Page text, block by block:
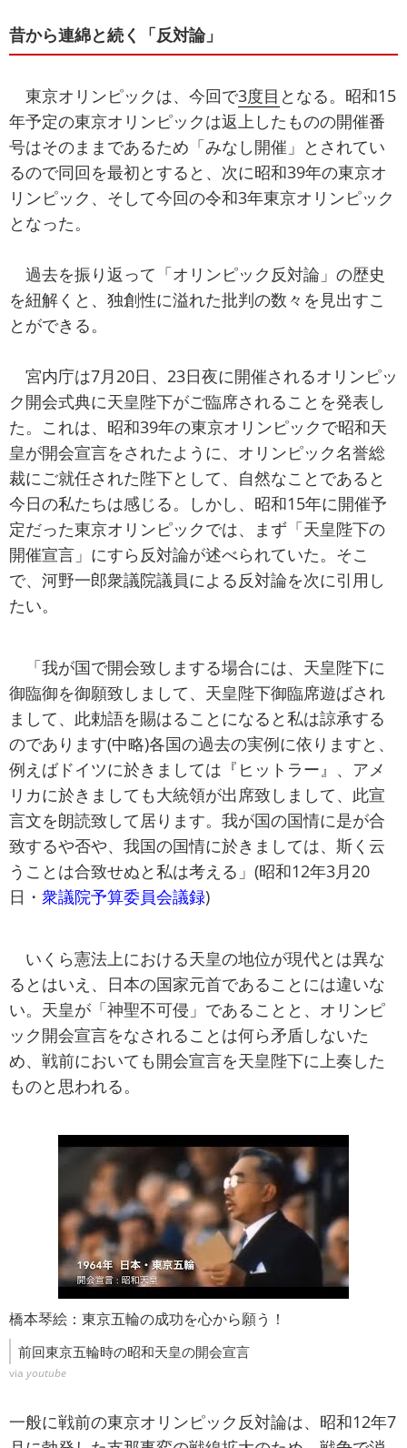
昔から連綿と続く「反対論」
東京オリンピックは、今回で3度目 となる。昭和15
年予定の東京オリンピックは返上したものの開催番
号はそのままであるため「みなし開催」とされてい
るので同回を最初とすると、次に昭和39年の東京オ
リンピック、そして今回の令和3年東京オリンピック
となった。
過去を振り返って「オリンピック反対論」の歴史
を紐解くと、独創性に溢れた批判の数々を見出すこ
とができる。
宮内庁は7月20日、23日夜に開催されるオリンピッ
ク開会式典に天皇陛下がご臨席されることを発表し
た。これは、昭和39年の東京オリンピックで昭和天
皇が開会宣言をされたように、オリンピック名誉総
裁にご就任された陛下として、自然なことであると
今日の私たちは感じる。しかし、昭和15年に開催予
定だった東京オリンピックでは、まず「天皇陛下の
開催宣言」にすら反対論が述べられていた。そこ
で、河野一郎衆議院議員による反対論を次に引用し
たい。
「我が国で開会致しまする場合には、天皇陛下に
御臨御を御願致しまして、天皇陛下御臨席遊ばされ
まして、此勅語を賜はることになると私は諒承する
のであります(中略)各国の過去の実例に依りますと、
例えばドイツに於きましては『ヒットラー』、アメ
リカに於きましても大統領が出席致しまして、此宣
言文を朗読致して居ります。我が国の国情に是が合
致するや否や、我国の国情に於きましては、斯く云
うことは合致せぬと私は考える」(昭和12年3月20
日・ 衆議院予算委員会議録)
いくら憲法上における天皇の地位が現代とは異な
るとはいえ、日本の国家元首であることには違いな
い。天皇が「神聖不可侵」であることと、オリンピ
ック開会宣言をなされることは何ら矛盾しないた
め、戦前においても開会宣言を天皇陛下に上奏した
ものと思われる。
橋本琴絵：東京五輪の成功を心から願う！
前回東京五輪時の昭和天皇の開会宣言
via youtube
一般に戦前の東京オリンピック反対論は、昭和12年7